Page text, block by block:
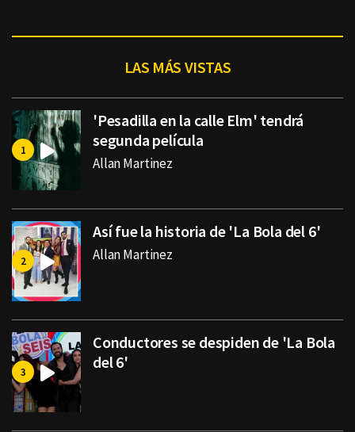
LAS MÁS VISTAS
'Pesadilla en la calle Elm' tendrá
segunda película
Allan Martinez
Así fue la historia de 'La Bola del 6'
Allan Martinez
Conductores se despiden de 'La Bola
del 6'